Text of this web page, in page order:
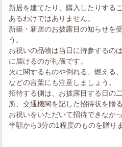
新居を建てたり、購入したりする
あるわけではありません。
新築・新居のお披露目の知らせを
う。
お祝いの品物は当日に持参するの
に届けるのが礼儀です。
火に関するものや倒れる、燃える
などの言葉にも注意しましょう。
招待する側は、お披露目する日の
所、交通機関を記した招待状を贈
お祝いをいただいて招待できなか
半額から3分の1程度のものを贈りま